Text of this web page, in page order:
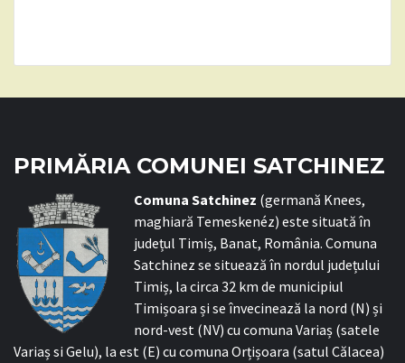
PRIMĂRIA COMUNEI SATCHINEZ
Comuna Satchinez (germană Knees,
maghiară Temeskenéz) este situată în
județul Timiș, Banat, România. Comuna
Satchinez se situează în nordul județului
Timiș, la circa 32 km de municipiul
Timișoara și se învecinează la nord (N) și
nord-vest (NV) cu comuna Variaș (satele
Variaș si Gelu), la est (E) cu comuna Orțișoara (satul Călacea)